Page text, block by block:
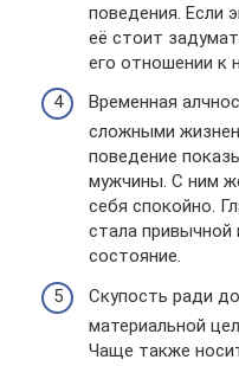
поведения. Если
её стоит
его отношении к
Временная
сложными
поведение
мужчины. С ним
себя спокойно.
стала привычной
состояние.
Скупость ради
материальной
Чаще также